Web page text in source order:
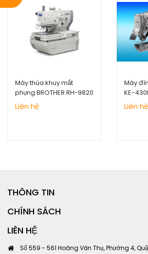
Máy thùa khuy mắt
phụng BROTHER RH-9820
Liên hệ
Máy
KE-
Liên hệ
THÔNG TIN
CHÍNH SÁCH
LIÊN HỆ
Số 559 - 561 Hoàng Văn Thụ, Phường 4,